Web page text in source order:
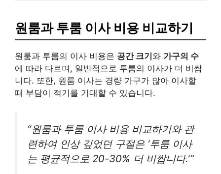
원룸과 투룸 이사 비용 비교하기
원룸과 투룸의 이사 비용은 공간 크기 와 가구의 수
에 따라 다르며, 일반적으로 투룸의 이사가 더 비쌉
니다. 또한, 원룸 이사는 경량 가구가 많아 이사할
때 부담이 적기를 기대할 수 있습니다.
“원룸과 투룸 이사 비용 비교하기와 관
련하여 인상 깊었던 구절은 ‘투룸 이사
는 평균적으로 20-30% 더 비쌉니다.'”